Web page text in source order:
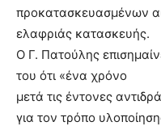
προκατασκευασμένων
ελαφριάς κατασκευής.
Ο Γ. Πατούλης
του ότι «ένα χρόνο
μετά τις έντονες
για τον τρόπο